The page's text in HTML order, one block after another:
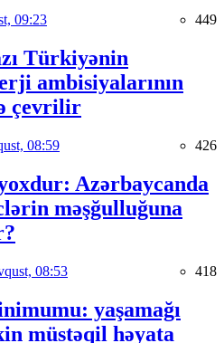
09:23 449
Türkiyənin
ambisiyalarının
çevrilir
08:59 426
Azərbaycanda
məşğulluğuna
08:53 418
yaşamağı
müstəqil həyata